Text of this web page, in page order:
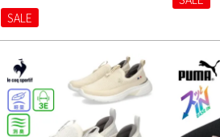
Slip-ins SKECHERS 129606 MAX
CUSHIONING ELITE VANISH LAV
MVE ノーマル幅 履きやすい 運
動 スポーツ 紐靴
SALE